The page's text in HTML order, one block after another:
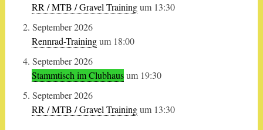
RR / MTB / Gravel Trainingum 13:30
2. September 2026
Rennrad-Trainingum 18:00
4. September 2026
Stammtisch im Clubhausum 19:30
5. September 2026
RR / MTB / Gravel Trainingum 13:30